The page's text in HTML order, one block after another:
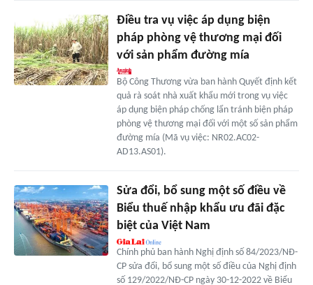
Điều tra vụ việc áp dụng biện
pháp phòng vệ thương mại đối
với sản phẩm đường mía
Bộ Công Thương vừa ban hành Quyết định kết
quả rà soát nhà xuất khẩu mới trong vụ việc
áp dụng biện pháp chống lẩn tránh biện pháp
phòng vệ thương mại đối với một số sản phẩm
đường mía (Mã vụ việc: NR02.AC02-
AD13.AS01).
Sửa đổi, bổ sung một số điều về
Biểu thuế nhập khẩu ưu đãi đặc
biệt của Việt Nam
Chính phủ ban hành Nghị định số 84/2023/NĐ-
CP sửa đổi, bổ sung một số điều của Nghị định
số 129/2022/NĐ-CP ngày 30-12-2022 về Biểu